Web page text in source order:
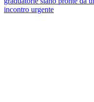
incontro urgente